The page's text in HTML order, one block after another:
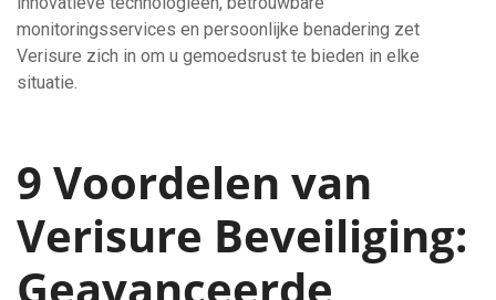
monitoringsservices en persoonlijke benadering zet
Verisure zich in om u gemoedsrust te bieden in elke
situatie.
9 Voordelen van
Verisure Beveiliging: